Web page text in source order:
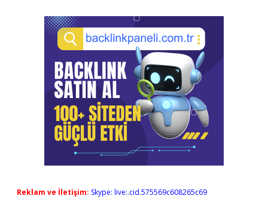
Reklam ve İletişim: Skype: live:.cid.575569c608265c69